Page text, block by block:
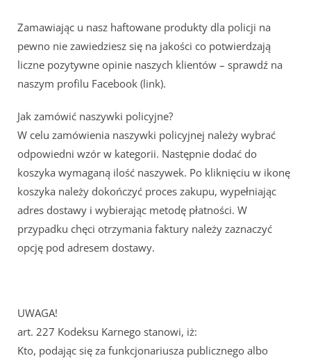
Zamawiając u nasz haftowane produkty dla policji na
pewno nie zawiedziesz się na jakości co potwierdzają
liczne pozytywne opinie naszych klientów – sprawdź na
naszym profilu Facebook (link).
Jak zamówić naszywki policyjne?
W celu zamówienia naszywki policyjnej należy wybrać
odpowiedni wzór w kategorii. Następnie dodać do
koszyka wymaganą ilość naszywek. Po kliknięciu w ikonę
koszyka należy dokończyć proces zakupu, wypełniając
adres dostawy i wybierając metodę płatności. W
przypadku chęci otrzymania faktury należy zaznaczyć
opcję pod adresem dostawy.
UWAGA!
art. 227 Kodeksu Karnego stanowi, iż:
Kto, podając się za funkcjonariusza publicznego albo